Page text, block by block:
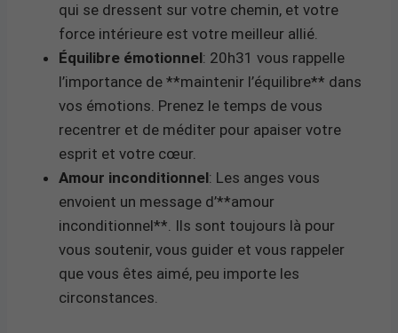
qui se dressent sur votre chemin, et votre
force intérieure est votre meilleur allié.
Équilibre émotionnel: 20h31 vous rappelle
l’importance de **maintenir l’équilibre** dans
vos émotions. Prenez le temps de vous
recentrer et de méditer pour apaiser votre
esprit et votre cœur.
Amour inconditionnel: Les anges vous
envoient un message d’**amour
inconditionnel**. Ils sont toujours là pour
vous soutenir, vous guider et vous rappeler
que vous êtes aimé, peu importe les
circonstances.